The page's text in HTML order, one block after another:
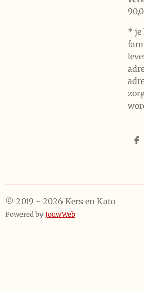
* je
D
© 2019 - 2026 Kers en Kato
Powered byJouwWeb